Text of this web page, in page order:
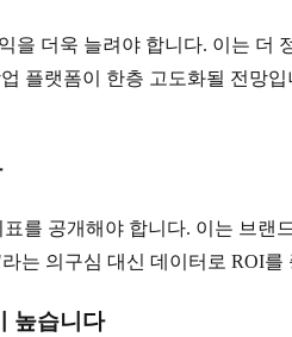
을 더욱 늘려야 합니다. 이는 더
플랫폼이 한층 고도화될 전망
를 공개해야 합니다. 이는 브랜
는 의구심 대신 데이터로 ROI
높습니다